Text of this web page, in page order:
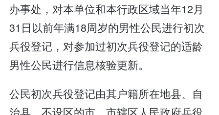
办事处，对本单位和本行政区域当年12月
31日以前年满18周岁的男性公民进行初次
兵役登记，对参加过初次兵役登记的适龄
男性公民进行信息核验更新。
公民初次兵役登记由其户籍所在地县、自